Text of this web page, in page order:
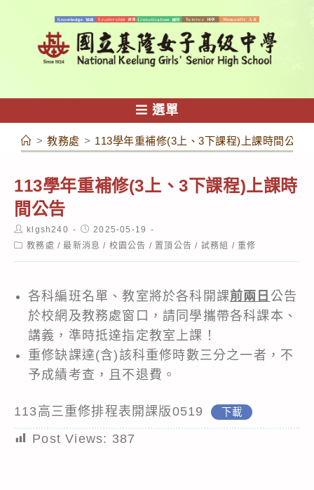
容
選單
> 教務處 > 113學年重補修(3上、3下課程)上課時間公告
113學年重補修(3上、3下課程)上課時
間公告
Post
author:
klgsh240
Post
published:
2025-05-19
Post教務處 / 最新消息 / 校園公告 / 置頂公告 / 試務組 / 重修
各科編班名單、教室將於各科開課前兩日 公告
於校網及教務處窗口，請同學攜帶各科課本、
講義，準時抵達指定教室上課！
重修缺課達(含)該科重修時數三分之一者，不
予成績考查，且不退費。
113高三重修排程表開課版0519 下載
Post Views: 387